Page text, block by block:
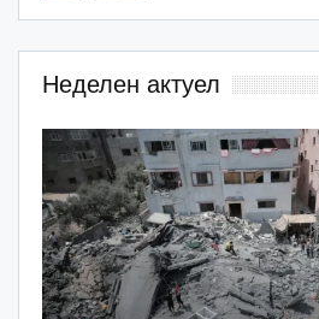
Неделен актуел